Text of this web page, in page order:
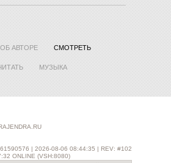
ОБ АВТОРЕ СМОТРЕТЬ
МУЗЫКА
| 2026-08-06 08:44:35 | REV: #102
ONLINE (VSH:8080)